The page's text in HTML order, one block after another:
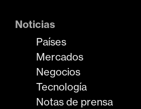
Noticias
Países
Mercados
Negocios
Tecnología
Notas de prensa